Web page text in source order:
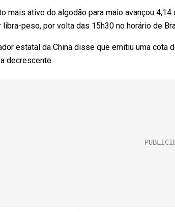
mais ativo do algodão para maio avançou
libra-peso, por volta das 15h30 no horário de
estatal da China disse que emitiu uma
decrescente.